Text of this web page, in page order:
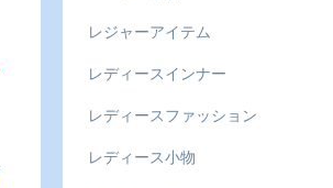
レジャーアイテム
レディースインナー
レディースファッション
レディース小物